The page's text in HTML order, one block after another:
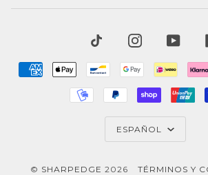
TIKTOK INSTAGRAM
AMERICANAPPLE
BANCONTACT
GOOGLEIDEAL
MOBILEPAY
PAYPAL
SHOPIFY
IDIOMA
ESPAÑOL
© SHARPEDGE 2026 TÉRMINOS Y